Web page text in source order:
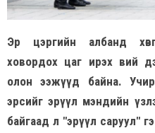
Эр цэргийн албанд
ховордох цаг ирэх вий
олон ээжүүд байна.
эрсийг эрүүл мэндийн
байгаад л "эрүүл саруул"